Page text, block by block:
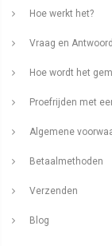
Hoe werkt het?
Vraag en Antwoord
Hoe wordt het
Proefrijden met
Algemene
Betaalmethoden
Verzenden
Blog